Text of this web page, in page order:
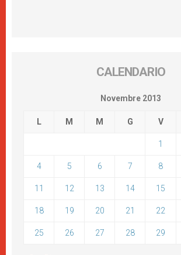
CALENDARIO
Novembre 2013
L M M G V
1
4 5 6 7 8
11 12 13 14 15
18 19 20 21 22
25 26 27 28 29